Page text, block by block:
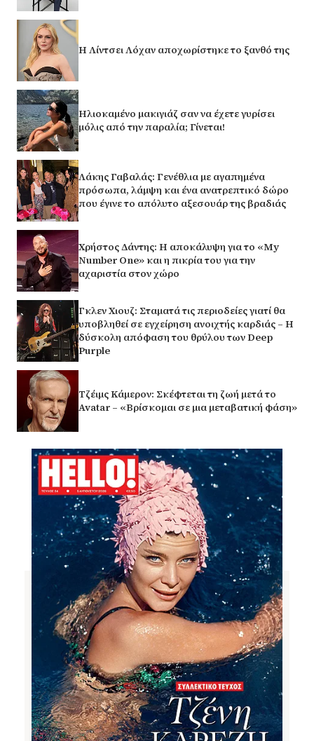
Η Λίντσει Λόχαν αποχωρίστηκε το ξανθό της
Ηλιοκαμένο μακιγιάζ σαν να έχετε γυρίσει
μόλις από την παραλία; Γίνεται!
Λάκης Γαβαλάς: Γενέθλια με αγαπημένα
πρόσωπα, λάμψη και ένα ανατρεπτικό δώρο
που έγινε το απόλυτο αξεσουάρ της βραδιάς
Χρήστος Δάντης: Η αποκάλυψη για το «My
Number One» και η πικρία του για την
αχαριστία στον χώρο
Γκλεν Χιουζ: Σταματά τις περιοδείες γιατί θα
υποβληθεί σε εγχείρηση ανοιχτής καρδιάς – Η
δύσκολη απόφαση του θρύλου των Deep
Purple
Τζέιμς Κάμερον: Σκέφτεται τη ζωή μετά το
Avatar – «Βρίσκομαι σε μια μεταβατική φάση»